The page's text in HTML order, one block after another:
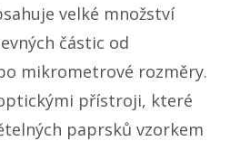
velké množství
částic od
mikrometrové rozměry.
přístroji, které
paprsků vzorkem